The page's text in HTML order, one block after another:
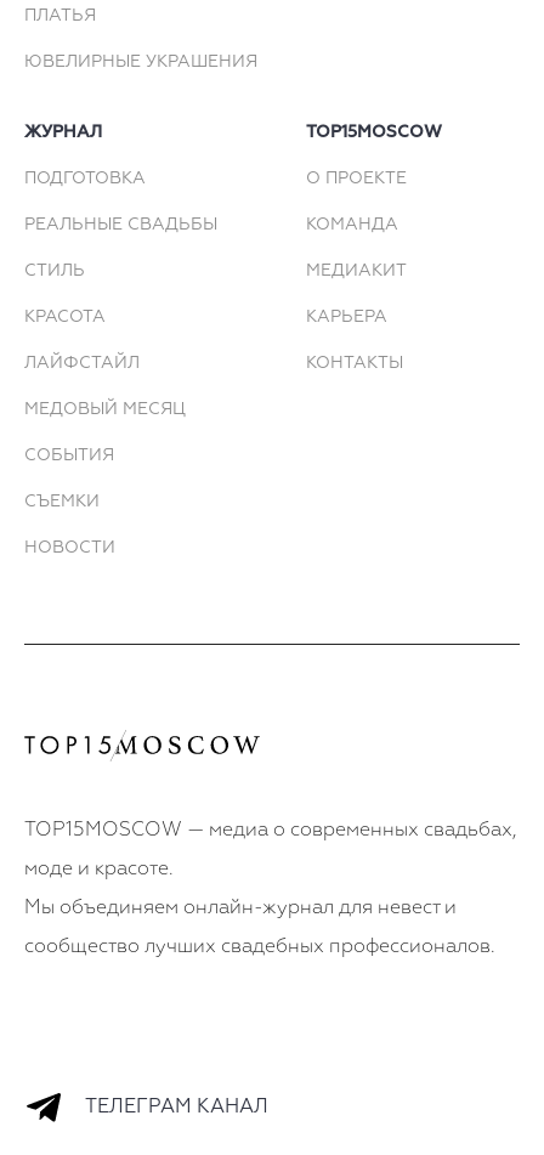
ПЛАТЬЯ
ЮВЕЛИРНЫЕ УКРАШЕНИЯ
ЖУРНАЛ
ПОДГОТОВКА
РЕАЛЬНЫЕ СВАДЬБЫ
СТИЛЬ
КРАСОТА
ЛАЙФСТАЙЛ
МЕДОВЫЙ МЕСЯЦ
СОБЫТИЯ
СЪЕМКИ
НОВОСТИ
TOP15MOSCOW
О ПРОЕКТЕ
КОМАНДА
МЕДИАКИТ
КАРЬЕРА
КОНТАКТЫ
TOP15MOSCOW — медиа о современных свадьбах,
моде и красоте.
Мы объединяем онлайн-журнал для невест и
сообщество лучших свадебных профессионалов.
ТЕЛЕГРАМ КАНАЛ